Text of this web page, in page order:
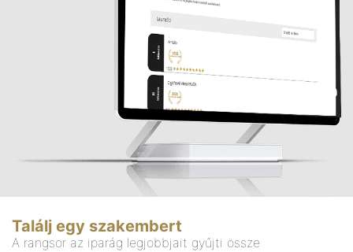
Találj egy szakembert
A rangsor az iparág legjobbjait gyűjti össze